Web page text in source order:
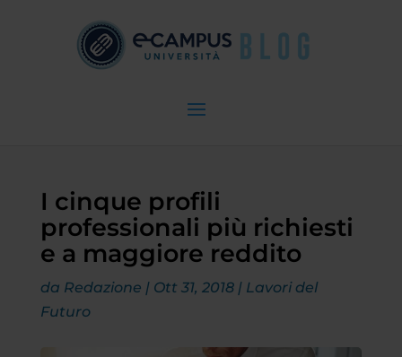
I cinque profili
professionali più richiesti
e a maggiore reddito
da Redazione | Ott 31, 2018| Lavori del
Futuro